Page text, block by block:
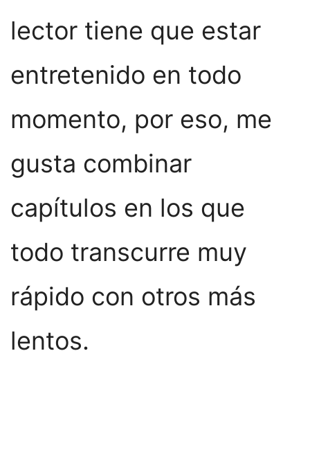
lector tiene que estar
entretenido en todo
momento, por eso, me
gusta combinar
capítulos en los que
todo transcurre muy
rápido con otros más
lentos.